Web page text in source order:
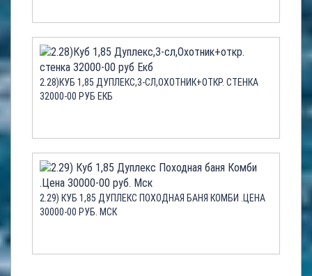
2.28)КУБ 1,85 ДУПЛЕКС,3-СЛ,ОХОТНИК+ОТКР. СТЕНКА
32000-00 РУБ ЕКБ
2.29) КУБ 1,85 ДУПЛЕКС ПОХОДНАЯ БАНЯ КОМБИ .ЦЕНА
30000-00 РУБ. МСК